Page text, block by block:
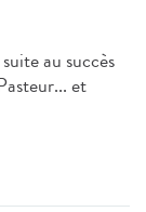
au succès
et